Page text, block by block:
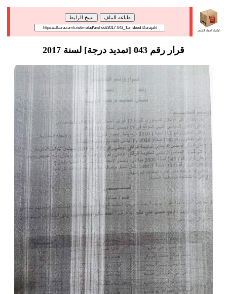
طباعة الملف نسخ الرابط
قرار رقم 043 [تمديد درجة] لسنة 2017